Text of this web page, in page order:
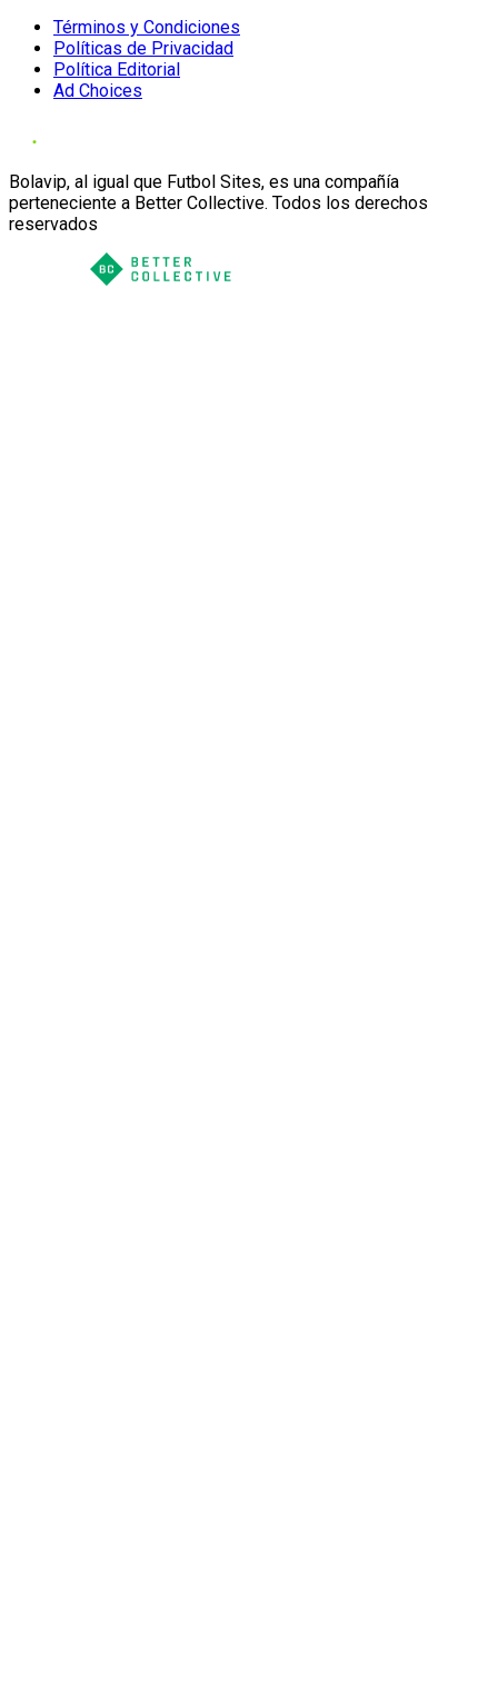
Términos y Condiciones
Políticas de Privacidad
Política Editorial
Ad Choices
Bolavip, al igual que Futbol Sites, es una compañía
perteneciente a Better Collective. Todos los derechos
reservados